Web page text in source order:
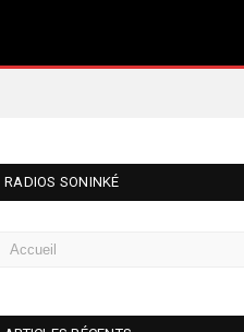
RADIOS SONINKÉ